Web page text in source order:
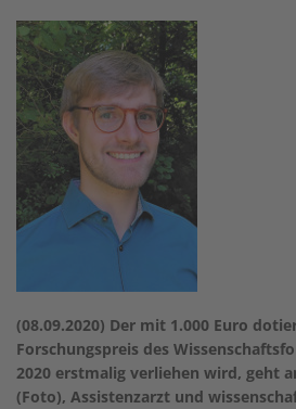
(08.09.2020) Der mit 1.000 Euro
Forschungspreis des
2020 erstmalig verliehen wird, geht
(Foto), Assistenzarzt und